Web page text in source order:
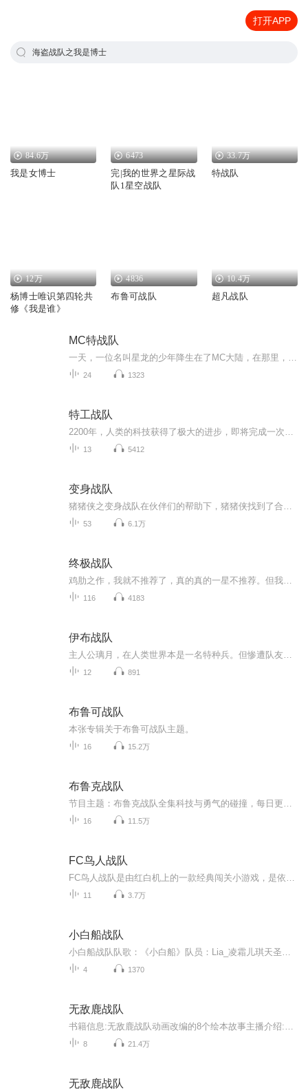
打开APP
海盗战队之我是博士
84.6万
我是女博士
6473
完|我的世界之星际战
队1星空战队
33.7万
特战队
12万
杨博士唯识第四轮共
修《我是谁》
4836
布鲁可战队
10.4万
超凡战队
MC特战队
24 1323
特工战队
13 5412
变身战队
53 6.1万
终极战队
116 4183
伊布战队
12 891
布鲁可战队
本张专辑关于布鲁可战队主题。
16 15.2万
布鲁克战队
16 11.5万
FC鸟人战队
11 3.7万
小白船战队
4 1370
无敌鹿战队
8 21.4万
无敌鹿战队